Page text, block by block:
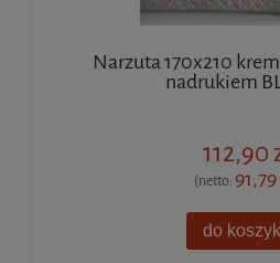
Narzuta 170x210
nadrukiem
112,90
(netto: 91,79
do